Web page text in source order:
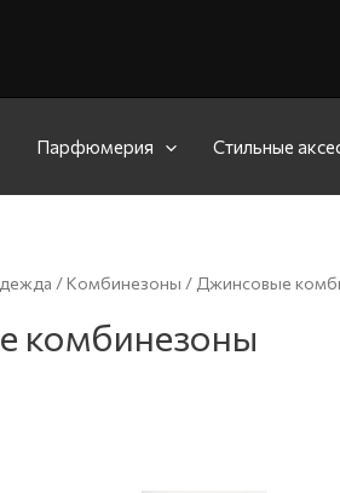
Парфюмерия Стильные
/Комбинезоны / Джинсовые
комбинезоны